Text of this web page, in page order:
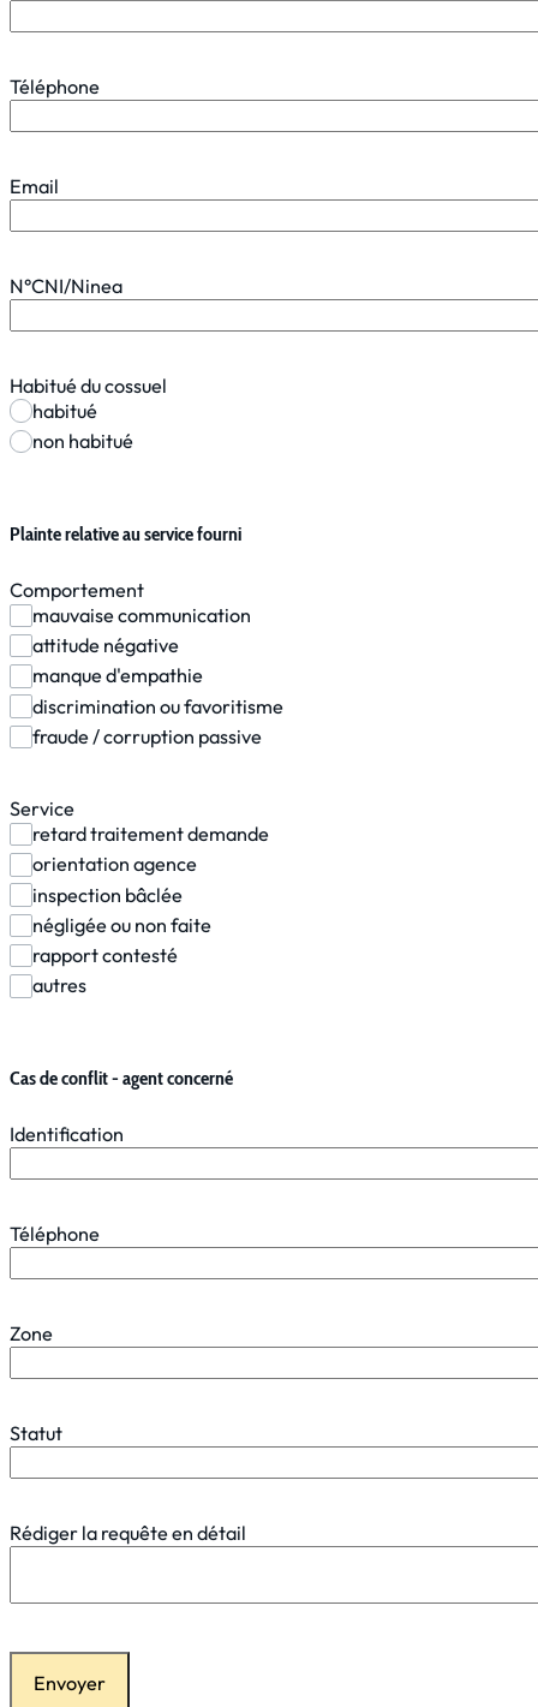
Téléphone
Email
N°CNI/Ninea
Habitué du cossuel
habitué
non habitué
Plainte relative au service fourni
Comportement
mauvaise communication
attitude négative
manque d'empathie
discrimination ou favoritisme
fraude / corruption passive
Service
retard traitement demande
orientation agence
inspection bâclée
négligée ou non faite
rapport contesté
autres
Cas de conflit - agent concerné
Identification
Téléphone
Zone
Statut
Rédiger la requête en détail
Envoyer